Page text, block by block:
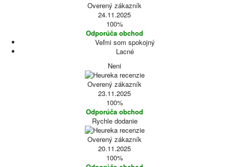
Overený zákazník
24.11.2025
100%
Odporúča obchod
Veľmi som spokojný
Lacné
Neni
Overený zákazník
23.11.2025
100%
Odporúča obchod
Rychle dodanie
Overený zákazník
20.11.2025
100%